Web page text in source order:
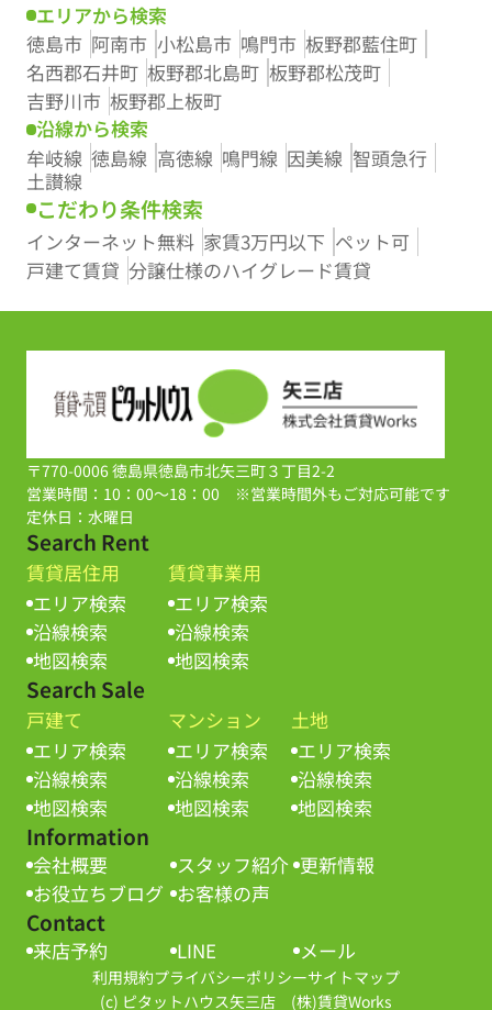
エリアから検索
徳島市 阿南市 小松島市 鳴門市 板野郡藍住町
名西郡石井町 板野郡北島町 板野郡松茂町
吉野川市 板野郡上板町
沿線から検索
牟岐線 徳島線 高徳線 鳴門線 因美線 智頭急行
土讃線
こだわり条件検索
インターネット無料 家賃3万円以下 ペット可
戸建て賃貸 分譲仕様のハイグレード賃貸
〒770-0006 徳島県徳島市北矢三町３丁目2-2
営業時間：10：00～18：00 ※営業時間外もご対応可能です
定休日：水曜日
Search Rent
賃貸居住用
エリア検索
沿線検索
地図検索
賃貸事業用
エリア検索
沿線検索
地図検索
Search Sale
戸建て
エリア検索
沿線検索
地図検索
マンション
エリア検索
沿線検索
地図検索
土地
エリア検索
沿線検索
地図検索
Information
会社概要 スタッフ紹介 更新情報
お役立ちブログ お客様の声
Contact
来店予約 LINE メール
利用規約プライバシーポリシーサイトマップ
(c) ピタットハウス矢三店 (株)賃貸Works